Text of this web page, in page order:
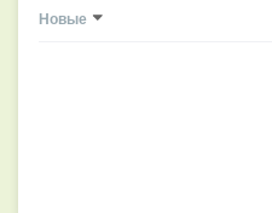
Новые